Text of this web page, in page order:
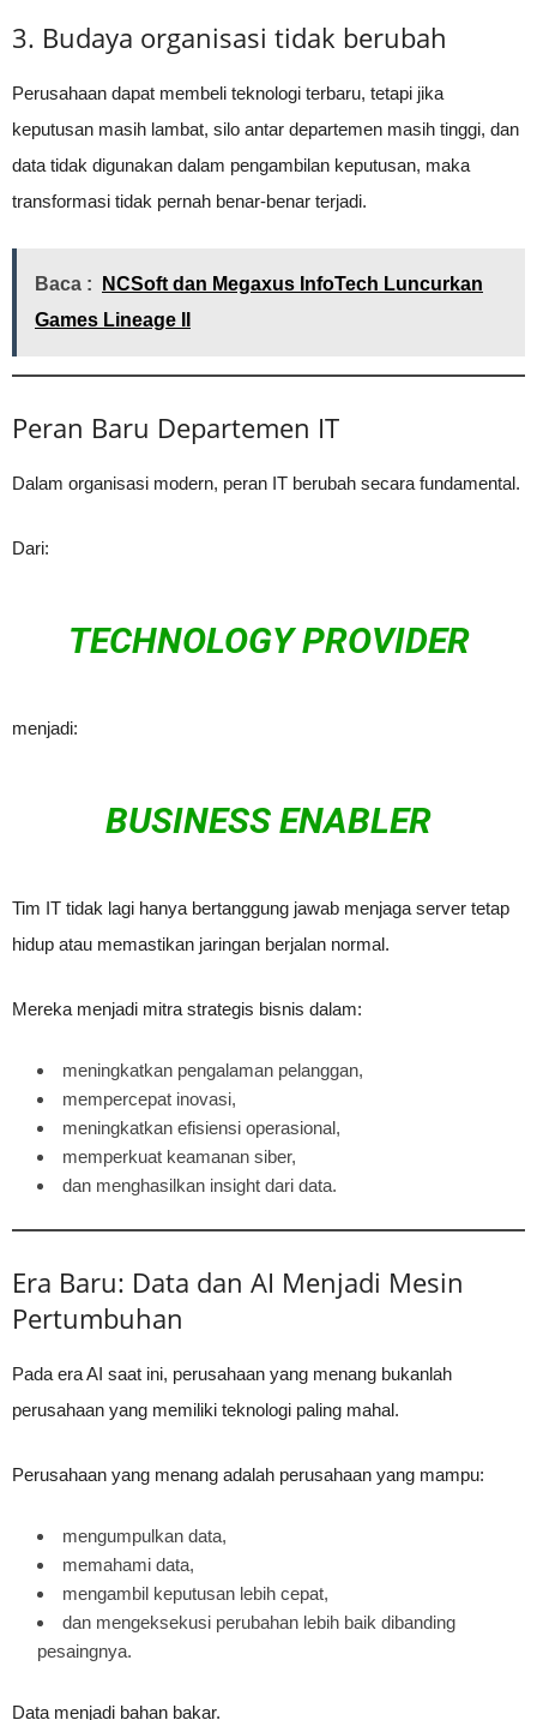
3. Budaya organisasi tidak berubah
Perusahaan dapat membeli teknologi terbaru, tetapi jika
keputusan masih lambat, silo antar departemen masih tinggi, dan
data tidak digunakan dalam pengambilan keputusan, maka
transformasi tidak pernah benar-benar terjadi.
Baca :
NCSoft dan Megaxus InfoTech Luncurkan
Games Lineage II
Peran Baru Departemen IT
Dalam organisasi modern, peran IT berubah secara fundamental.
Dari:
TECHNOLOGY PROVIDER
menjadi:
BUSINESS ENABLER
Tim IT tidak lagi hanya bertanggung jawab menjaga server tetap
hidup atau memastikan jaringan berjalan normal.
Mereka menjadi mitra strategis bisnis dalam:
meningkatkan pengalaman pelanggan,
mempercepat inovasi,
meningkatkan efisiensi operasional,
memperkuat keamanan siber,
dan menghasilkan insight dari data.
Era Baru: Data dan AI Menjadi Mesin
Pertumbuhan
Pada era AI saat ini, perusahaan yang menang bukanlah
perusahaan yang memiliki teknologi paling mahal.
Perusahaan yang menang adalah perusahaan yang mampu:
mengumpulkan data,
memahami data,
mengambil keputusan lebih cepat,
dan mengeksekusi perubahan lebih baik dibanding
pesaingnya.
Data menjadi bahan bakar.